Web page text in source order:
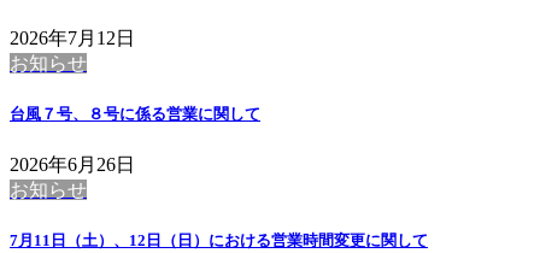
2026年7月12日
お知らせ
台風７号、８号に係る営業に関して
2026年6月26日
お知らせ
7月11日（土）、12日（日）における営業時間変更に関して